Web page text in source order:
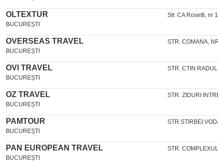
OLTEXTUR
BUCUREȘTI
Str. CA Rosetti, nr
OVERSEAS TRAVEL
BUCUREȘTI
STR. COMANA,
OVI TRAVEL
BUCUREȘTI
STR. CTIN
OZ TRAVEL
BUCUREȘTI
STR. ZIDURI
PAMTOUR
BUCUREȘTI
STR STIRBEI
PAN EUROPEAN TRAVEL
BUCUREȘTI
STR.